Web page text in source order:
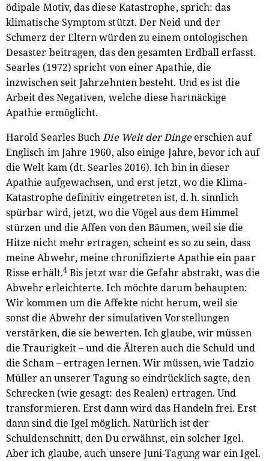
ödipale Motiv, das diese Katastrophe, sprich: das
klimatische Symptom stützt. Der Neid und der
Schmerz der Eltern würden zu einem ontologischen
Desaster beitragen, das den gesamten Erdball erfasst.
Searles (1972) spricht von einer Apathie, die
inzwischen seit Jahrzehnten besteht. Und es ist die
Arbeit des Negativen, welche diese hartnäckige
Apathie ermöglicht.
Harold Searles BuchDie Welt der Dingeerschien auf
Englisch im Jahre 1960, also einige Jahre, bevor ich auf
die Welt kam (dt. Searles 2016). Ich bin in dieser
Apathie aufgewachsen, und erst jetzt, wo die Klima-
Katastrophe definitiv eingetreten ist, d. h. sinnlich
spürbar wird, jetzt, wo die Vögel aus dem Himmel
stürzen und die Affen von den Bäumen, weil sie die
Hitze nicht mehr ertragen, scheint es so zu sein, dass
meine Abwehr, meine chronifizierte Apathie ein paar
Risse erhält.4 Bis jetzt war die Gefahr abstrakt, was die
Abwehr erleichterte. Ich möchte darum behaupten:
Wir kommen um die Affekte nicht herum, weil sie
sonst die Abwehr der simulativen Vorstellungen
verstärken, die sie bewerten. Ich glaube, wir müssen
die Traurigkeit – und die Älteren auch die Schuld und
die Scham – ertragen lernen. Wir müssen, wie Tadzio
Müller an unserer Tagung so eindrücklich sagte, den
Schrecken (wie gesagt: des Realen) ertragen. Und
transformieren. Erst dann wird das Handeln frei. Erst
dann sind die Igel möglich. Natürlich ist der
Schuldenschnitt, den Du erwähnst, ein solcher Igel.
Aber ich glaube, auch unsere Juni-Tagung war ein Igel.